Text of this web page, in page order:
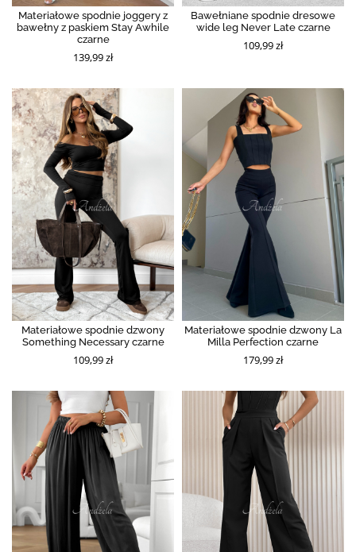
Materiałowe spodnie joggery z
bawełny z paskiem Stay Awhile
czarne
139,99 zł
Bawełniane spodnie dresowe
wide leg Never Late czarne
109,99 zł
Materiałowe spodnie dzwony
Something Necessary czarne
109,99 zł
Materiałowe spodnie dzwony La
Milla Perfection czarne
179,99 zł